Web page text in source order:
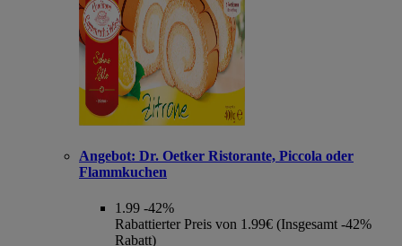
Angebot: Dr. Oetker Ristorante, Piccola oder
Flammkuchen
1.99 -42%
Rabattierter Preis von 1.99€ (Insgesamt -42%
Rabatt)